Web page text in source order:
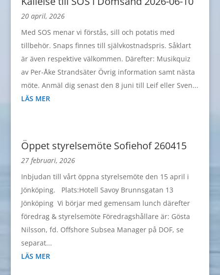
20 april, 2026
Med SOS menar vi förstås, sill och potatis med
tillbehör. Snaps finnes till självkostnadspris. Såklart
är även respektive välkommen. Därefter: Musikquiz
av Per-Åke Strandsäter Övrig information samt nästa
möte. Anmäl dig senast den 8 juni till Leif eller Sven...
LÄS MER
Öppet styrelsemöte Sofiehof 260415
27 februari, 2026
Inbjudan till vårt öppna styrelsemöte den 15 april i
Jönköping. Plats:Hotell Savoy Brunnsgatan 13
Jönköping Vi börjar med gemensam lunch därefter
föredrag & styrelsemöte Föredragshållare är: Gösta
Nilsson, fd. Offshore Subsea Manager på DOF, se
separat...
LÄS MER